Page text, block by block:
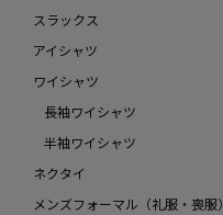
スラックス
アイシャツ
ワイシャツ
長袖ワイシャツ
半袖ワイシャツ
ネクタイ
メンズフォーマル（礼服・喪服）